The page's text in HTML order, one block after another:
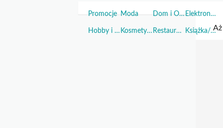
Promocje Moda Dom i Ogród Elektronika
Hobby i Sport Kosmetyki i Perfumy Restauracje i Żywność Książka/Muzyka/Film